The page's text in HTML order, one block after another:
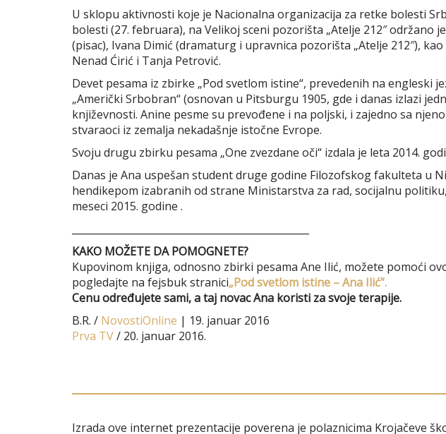
U sklopu aktivnosti koje je Nacionalna organizacija za retke bolesti
bolesti (27. februara), na Velikoj sceni pozorišta „Atelje 212″ održano
(pisac), Ivana Dimić (dramaturg i upravnica pozorišta „Atelje 212″),
Nenad Ćirić i Tanja Petrović.
Devet pesama iz zbirke „Pod svetlom istine“, prevedenih na
„Američki Srbobran“ (osnovan u Pitsburgu 1905, gde i danas izlazi
književnosti. Anine pesme su prevođene i na poljski, i zajedno sa
stvaraoci iz zemalja nekadašnje istočne Evrope.
Svoju drugu zbirku pesama „One zvezdane oči“ izdala je leta 2014.
Danas je Ana uspešan student druge godine Filozofskog fakulteta u
hendikepom izabranih od strane Ministarstva za rad, socijalnu
meseci 2015. godine .
KAKO MOŽETE DA POMOGNETE?
Kupovinom knjiga, odnosno zbirki pesama Ane Ilić, možete pomoći
pogledajte na fejsbuk stranici„Pod svetlom istine – Ana Ilić”.
Cenu određujete sami, a taj novac Ana koristi za svoje terapije.
B.R. / NovostiOnline | 19. januar 2016
Prva TV/ 20. januar 2016.
Izrada ove internet prezentacije poverena je polaznicima Krojačeve